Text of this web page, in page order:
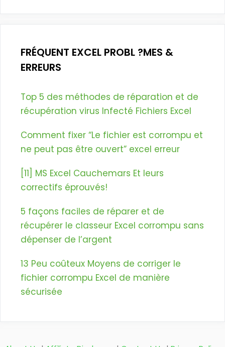
FRÉQUENT EXCEL PROBL ?MES &
ERREURS
Top 5 des méthodes de réparation et de
récupération virus Infecté Fichiers Excel
Comment fixer “Le fichier est corrompu et
ne peut pas être ouvert” excel erreur
[11] MS Excel Cauchemars Et leurs
correctifs éprouvés!
5 façons faciles de réparer et de
récupérer le classeur Excel corrompu sans
dépenser de l’argent
13 Peu coûteux Moyens de corriger le
fichier corrompu Excel de manière
sécurisée